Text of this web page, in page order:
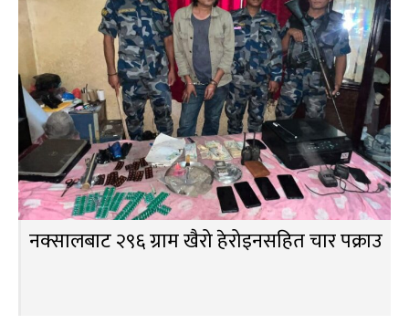
नक्सालबाट २९६ ग्राम खैरो हेरोइनसहित चार पक्राउ